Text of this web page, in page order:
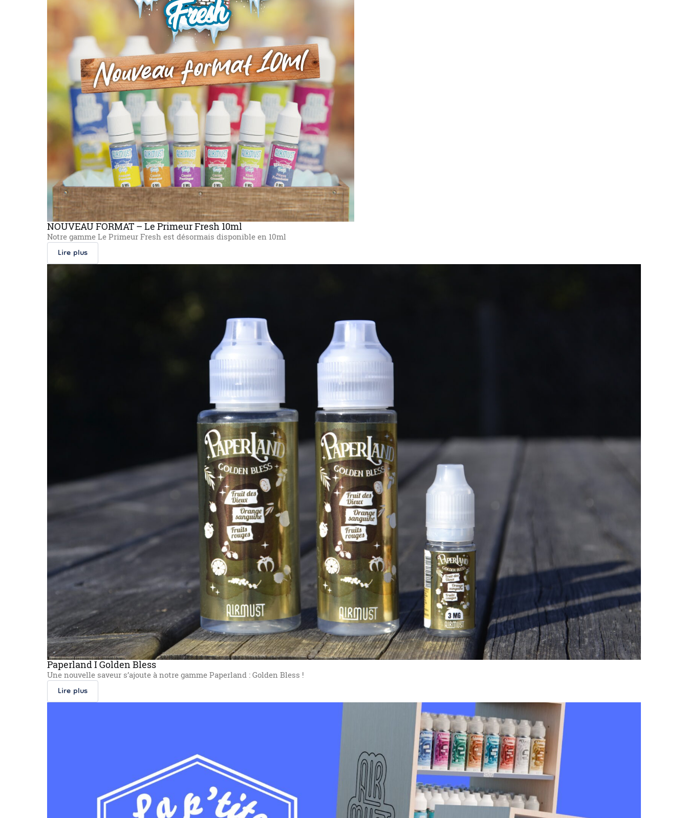
NOUVEAU FORMAT – Le Primeur Fresh 10ml
Notre gamme Le Primeur Fresh est désormais disponible en 10ml
Lire plus
Paperland I Golden Bless
Une nouvelle saveur s’ajoute à notre gamme Paperland : Golden Bless !
Lire plus